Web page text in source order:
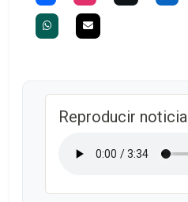
Reproducir noticia